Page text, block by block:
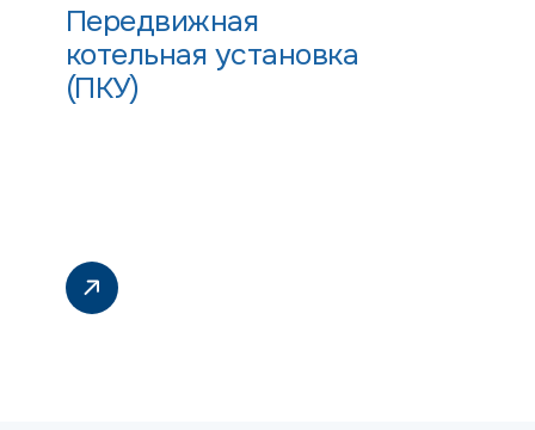
Передвижная
котельная установка
(ПКУ)